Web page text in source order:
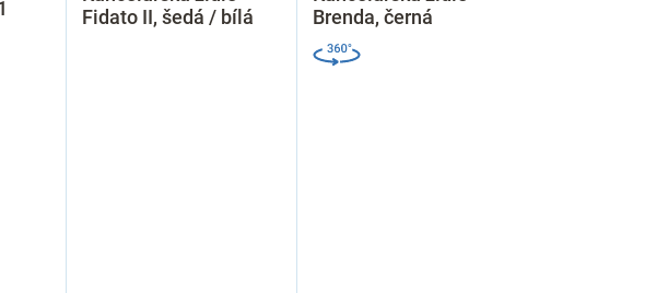
Fidato II, šedá / bílá
Brenda, černá